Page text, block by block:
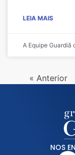
LEIA MAIS
A Equipe Guardiã
« Anterior
NOS